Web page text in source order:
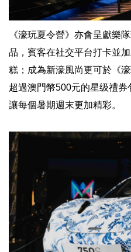
《濠玩夏令營》亦會呈獻樂
品，賓客在社交平台打卡並
糕；成為新濠風尚更可於《
超過澳門幣500元的星级禮券
讓每個暑期週末更加精彩。